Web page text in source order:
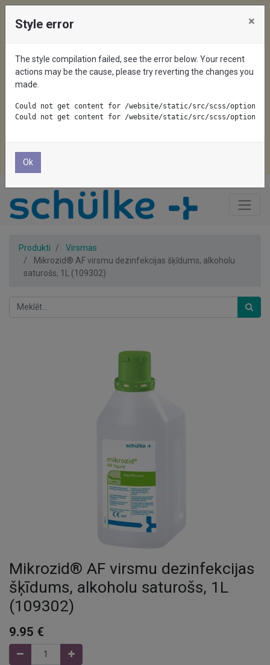
are accepting cookies.
Pieņemt nepieciešamo
Produkti
Virsmas
Mikrozid® AF virsmu dezinfekcijas šķīdums, alkoholu
saturošs, 1L (109302)
Mikrozid® AF virsmu dezinfekcijas
šķīdums, alkoholu saturošs, 1L
(109302)
9.95 €
Style error ×
The style compilation failed, see the error below. Your recent
actions may be the cause, please try reverting the changes you
made.
Could not get content for /website/static/src/scss/options/
Could not get content for /website/static/src/scss/options/
Ok